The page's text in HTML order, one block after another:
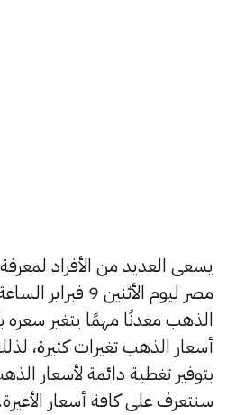
يسعى العديد من الأفراد
الذهب معدنًا مهمًا يتغير
بتوفير تغطية دائمة لأسعار
سنتعرف على كافة أسعار الأعيرة.